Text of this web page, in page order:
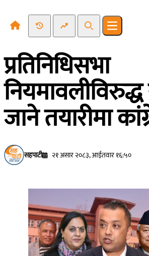
Recent NewsTrending News
SearchOpen main
प्रतिनिधिसभा
नियमावलीविरुद्ध
जाने तयारीमा
सहपाटी २१ असार २०८३, आईतवार १६:५०